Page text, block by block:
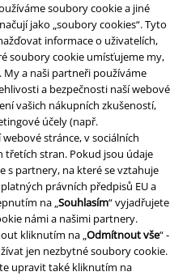
soubory cookie a jiné
jako „soubory cookies“. Tyto
informace o uživatelích,
soubory cookie umísťujeme my,
a naši partneři používáme
a bezpečnosti naší webové
vašich nákupních zkušeností,
účely (např.
stránce, v sociálních
třetích stran. Pokud jsou údaje
s partnery, na které se vztahuje
právních předpisů EU a
na „Souhlasím“ vyjadřujete
námi a našimi partnery.
kliknutím na „Odmítnout vše“ -
jen nezbytné soubory cookie.
upravit také kliknutím na